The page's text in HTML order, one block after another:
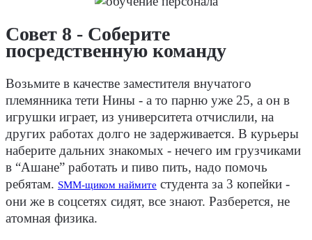
Совет 8 - Соберите
посредственную команду
Возьмите в качестве заместителя внучатого
племянника тети Нины - а то парню уже 25, а он в
игрушки играет, из университета отчислили, на
других работах долго не задерживается. В курьеры
наберите дальних знакомых - нечего им грузчиками
в “Ашане” работать и пиво пить, надо помочь
ребятам. SMM-щиком наймите студента за 3 копейки -
они же в соцсетях сидят, все знают. Разберется, не
атомная физика.